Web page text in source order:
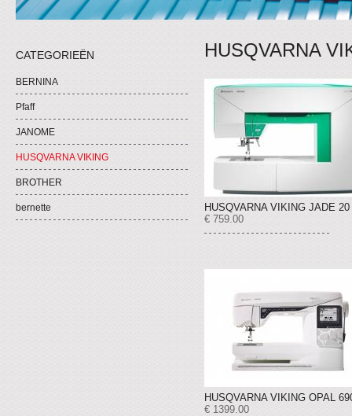
CATEGORIEËN
BERNINA
Pfaff
JANOME
HUSQVARNA VIKING
BROTHER
bernette
HUSQVARNA
HUSQVARNA VIKING JADE 20
€ 759.00
HUSQVARNA VIKING OPAL
€ 1399.00